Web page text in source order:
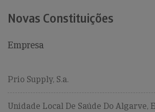
Novas Constituições
Empresa
Prio Supply, S.a.
Unidade Local De Saúde Do Algarve,